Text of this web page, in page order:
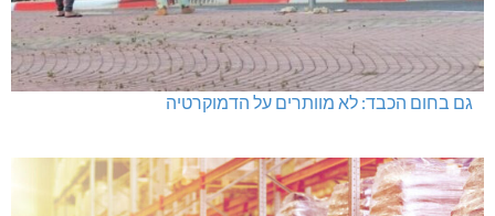
גם בחום הכבד: לא מוותרים על הדמוקרטיה